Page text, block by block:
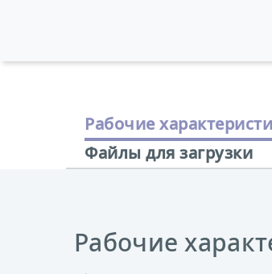
Рабочие
Файлы для загрузки
Рабочие